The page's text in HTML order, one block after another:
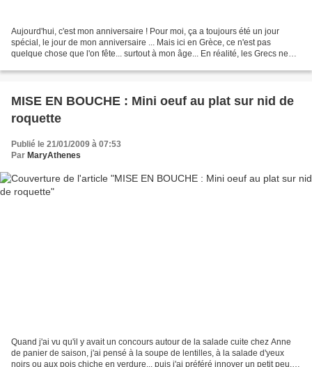
Aujourd'hui, c'est mon anniversaire ! Pour moi, ça a toujours été un jour
spécial, le jour de mon anniversaire ... Mais ici en Grèce, ce n'est pas
quelque chose que l'on fête... surtout à mon âge... En réalité, les Grecs ne
MISE EN BOUCHE : Mini oeuf au plat sur nid de
roquette
Publié le 21/01/2009 à 07:53
Par MaryAthenes
Quand j'ai vu qu'il y avait un concours autour de la salade cuite chez Anne
de panier de saison, j'ai pensé à la soupe de lentilles, à la salade d'yeux
noirs ou aux pois chiche en verdure... puis j'ai préféré innover un petit peu...